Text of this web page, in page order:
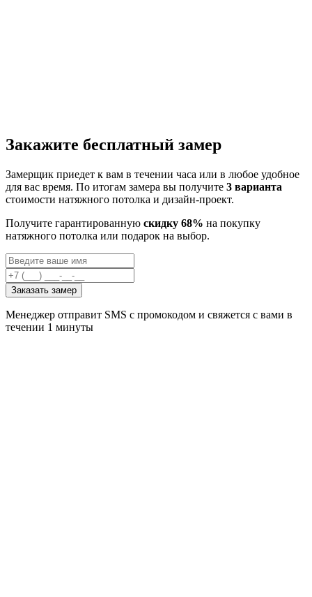
Закажите бесплатный замер
Замерщик приедет к вам в течении часа или в любое удобное
для вас время. По итогам замера вы получите 3 варианта
стоимости натяжного потолка и дизайн-проект.
Получите гарантированную скидку 68% на покупку
натяжного потолка или подарок на выбор.
Заказать замер
Менеджер отправит SMS с промокодом и свяжется с вами в
течении 1 минуты